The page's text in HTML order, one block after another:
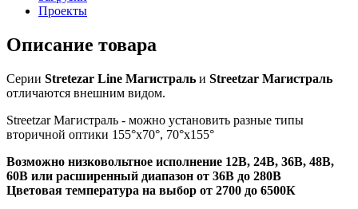
Проекты
Описание товара
Серии Stretezar Line Магистраль и Streetzar Магистраль
отличаются внешним видом.
Streetzar Магистраль - можно установить разные типы
вторичной оптики 155°х70°, 70°х155°
Возможно низковольтное исполнение 12В, 24В, 36В, 48В,
60В или расширенный диапазон от 36В до 280В
Цветовая температура на выбор от 2700 до 6500К